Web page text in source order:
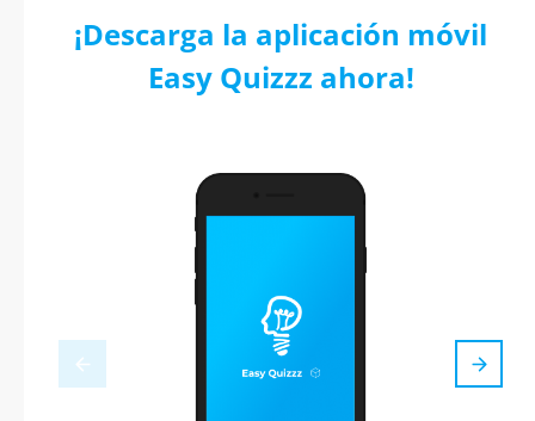
¡Descarga la aplicación móvil
Easy Quizzz ahora!